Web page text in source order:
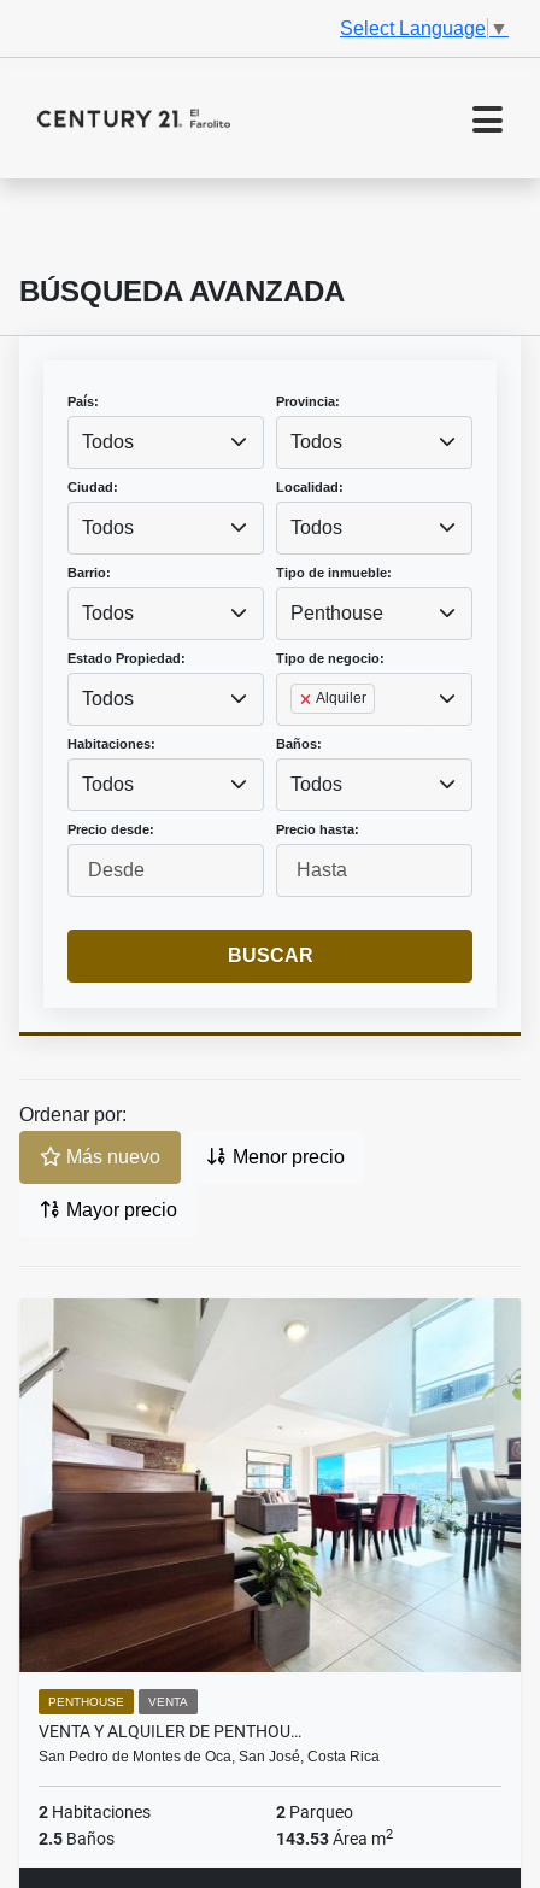
Select Language ▼
BÚSQUEDA AVANZADA
País:
Todos
Provincia:
Todos
Ciudad:
Todos
Localidad:
Todos
Barrio:
Todos
Tipo de inmueble:
Penthouse
Estado Propiedad:
Todos
Tipo de negocio:
Alquiler
Habitaciones:
Todos
Baños:
Todos
Precio desde: Precio hasta:
BUSCAR
Ordenar por:
Más nuevo Menor precio
Mayor precio
PENTHOUSE VENTA
VENTA Y ALQUILER DE PENTHOU…
San Pedro de Montes de Oca, San José, Costa Rica
2 Habitaciones 2 Parqueo
2.5 Baños 143.53Área m2